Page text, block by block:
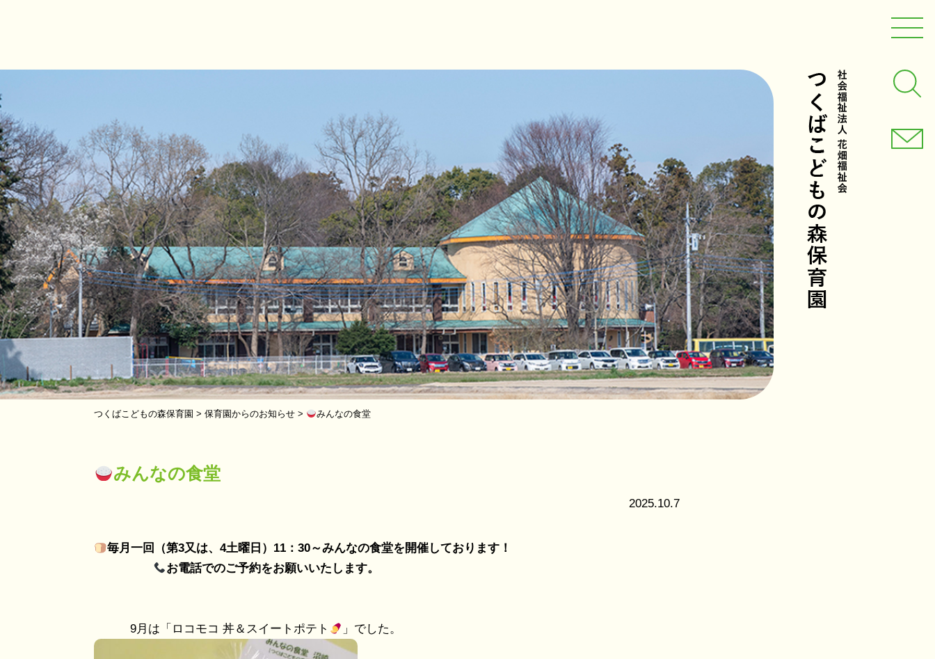
つくばこどもの森保育園 > 保育園からのお知らせ > みんなの食堂
みんなの食堂
2025.10.7
毎月一回（第3又は、4土曜日）11：30～みんなの食堂を開催しております！
お電話でのご予約をお願いいたします。
9月は「ロコモコ 丼＆スイートポテト 」でした。